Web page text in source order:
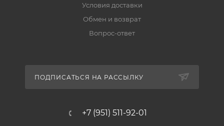
Условия доставки
Обмен и возврат
Вопрос-ответ
ПОДПИСАТЬСЯ НА РАССЫЛКУ
+7 (951) 511-92-01